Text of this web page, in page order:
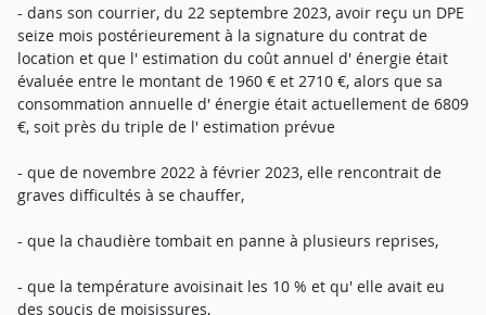
- dans son courrier, du 22 septembre 2023, avoir reçu un DPE
seize mois postérieurement à la signature du contrat de
location et que l' estimation du coût annuel d' énergie était
évaluée entre le montant de 1960 € et 2710 €, alors que sa
consommation annuelle d' énergie était actuellement de 6809
€, soit près du triple de l' estimation prévue
- que de novembre 2022 à février 2023, elle rencontrait de
graves difficultés à se chauffer,
- que la chaudière tombait en panne à plusieurs reprises,
- que la température avoisinait les 10 % et qu' elle avait eu
des soucis de moisissures,